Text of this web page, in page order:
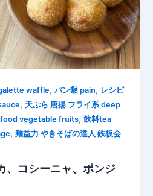
waffle,パン類 pain, レシピ
, 天ぷら 唐揚 フライ系 deep
vegetable fruits,飲料tea
,麺益力 やきそばの達人 鉄板会
、コシーニャ、ポンジ